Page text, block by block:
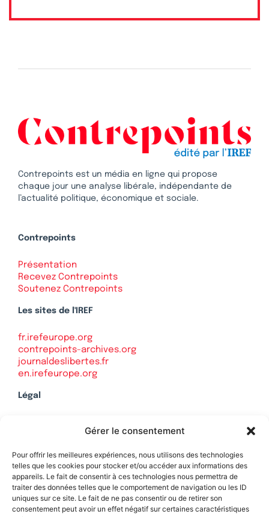
Gérer le consentement
Pour offrir les meilleures expériences, nous utilisons des technologies
telles que les cookies pour stocker et/ou accéder aux informations des
appareils. Le fait de consentir à ces technologies nous permettra de
traiter des données telles que le comportement de navigation ou les ID
uniques sur ce site. Le fait de ne pas consentir ou de retirer son
consentement peut avoir un effet négatif sur certaines caractéristiques
Contrepoints est un média en ligne qui propose
chaque jour une analyse libérale, indépendante de
l’actualité politique, économique et sociale.
Contrepoints
Présentation
Recevez Contrepoints
Soutenez Contrepoints
Les sites de l'IREF
fr.irefeurope.org
contrepoints-archives.org
journaldeslibertes.fr
en.irefeurope.org
Légal
Politique de confidentialité
Soutenez Contrepoints